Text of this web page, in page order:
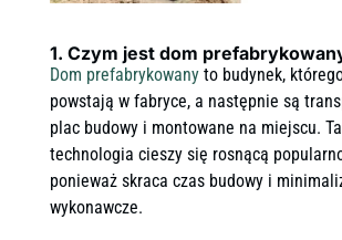
1. Czym jest dom
Dom prefabrykowanyto budynek,
powstają w fabryce, a następnie są
plac budowy i montowane na miejscu.
technologia cieszy się rosnącą
ponieważ skraca czas budowy i
wykonawcze.